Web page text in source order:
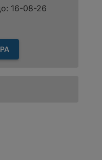
16-08-26